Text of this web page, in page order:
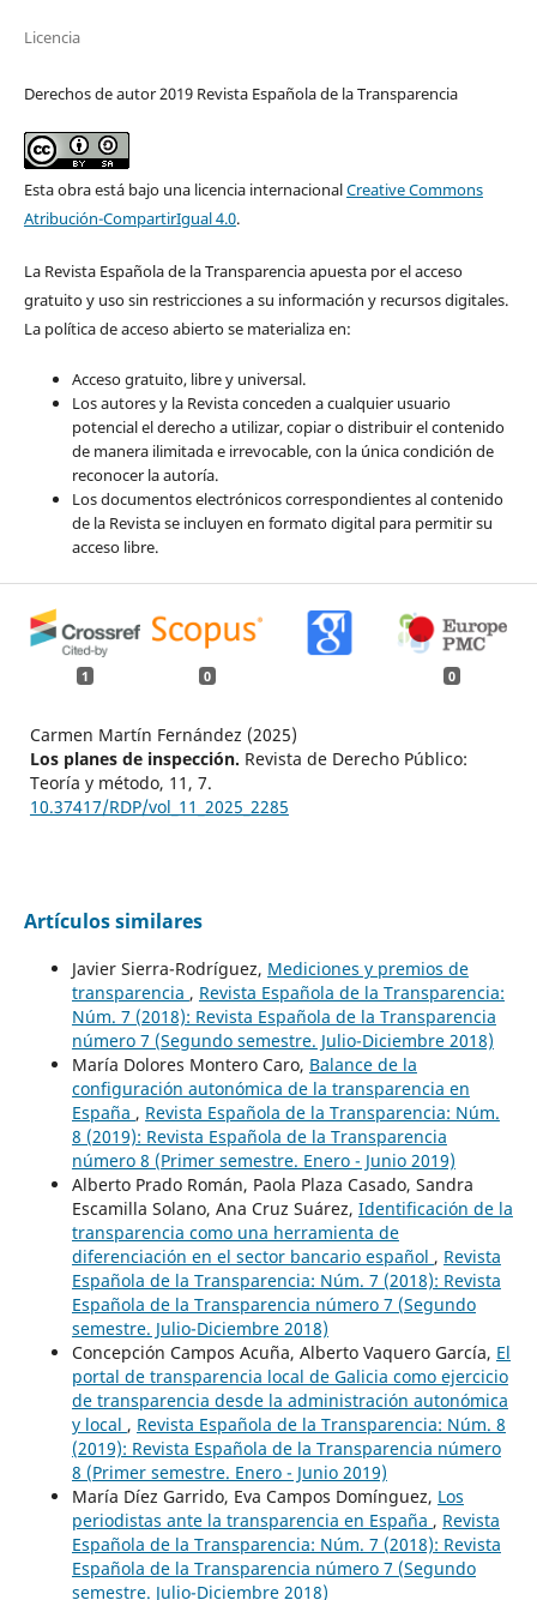
Licencia
Derechos de autor 2019 Revista Española de la Transparencia
Esta obra está bajo una licencia internacionalCreative Commons
Atribución-CompartirIgual 4.0.
La Revista Española de la Transparencia apuesta por el acceso
gratuito y uso sin restricciones a su información y recursos digitales.
La política de acceso abierto se materializa en:
Acceso gratuito, libre y universal.
Los autores y la Revista conceden a cualquier usuario
potencial el derecho a utilizar, copiar o distribuir el contenido
de manera ilimitada e irrevocable, con la única condición de
reconocer la autoría.
Los documentos electrónicos correspondientes al contenido
de la Revista se incluyen en formato digital para permitir su
acceso libre.
1 0 0
Carmen Martín Fernández (2025)
Los planes de inspección. Revista de Derecho Público:
Teoría y método, 11 , 7.
10.37417/RDP/vol_11_2025_2285
Artículos similares
Javier Sierra-Rodríguez, Mediciones y premios de
transparencia , Revista Española de la Transparencia:
Núm. 7 (2018): Revista Española de la Transparencia
número 7 (Segundo semestre. Julio-Diciembre 2018)
María Dolores Montero Caro, Balance de la
configuración autonómica de la transparencia en
España , Revista Española de la Transparencia: Núm.
8 (2019): Revista Española de la Transparencia
número 8 (Primer semestre. Enero - Junio 2019)
Alberto Prado Román, Paola Plaza Casado, Sandra
Escamilla Solano, Ana Cruz Suárez, Identificación de la
transparencia como una herramienta de
diferenciación en el sector bancario español , Revista
Española de la Transparencia: Núm. 7 (2018): Revista
Española de la Transparencia número 7 (Segundo
semestre. Julio-Diciembre 2018)
Concepción Campos Acuña, Alberto Vaquero García, El
portal de transparencia local de Galicia como ejercicio
de transparencia desde la administración autonómica
y local , Revista Española de la Transparencia: Núm. 8
(2019): Revista Española de la Transparencia número
8 (Primer semestre. Enero - Junio 2019)
María Díez Garrido, Eva Campos Domínguez, Los
periodistas ante la transparencia en España , Revista
Española de la Transparencia: Núm. 7 (2018): Revista
Española de la Transparencia número 7 (Segundo
semestre. Julio-Diciembre 2018)